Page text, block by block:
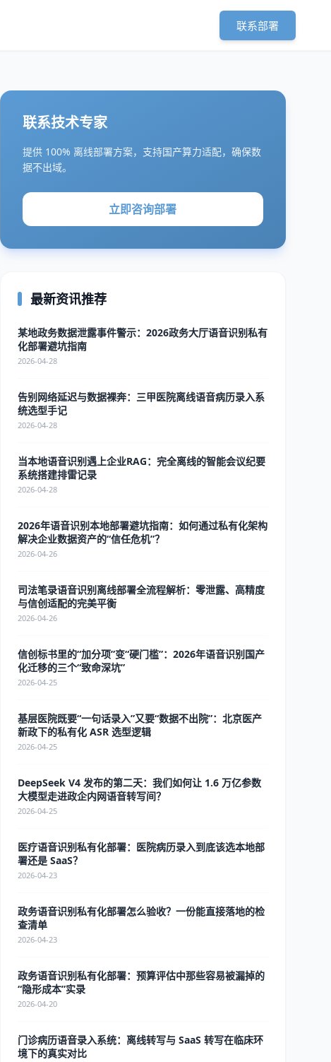
联系部署
联系技术专家
提供 100% 离线部署方案，支持国产算力适配，确保数
据不出域。
立即咨询部署
最新资讯推荐
某地政务数据泄露事件警示：2026政务大厅语音识别私有
化部署避坑指南
2026-04-28
告别网络延迟与数据裸奔：三甲医院离线语音病历录入系
统选型手记
2026-04-28
当本地语音识别遇上企业RAG：完全离线的智能会议纪要
系统搭建排雷记录
2026-04-28
2026年语音识别本地部署避坑指南：如何通过私有化架构
解决企业数据资产的“信任危机”？
2026-04-26
司法笔录语音识别离线部署全流程解析：零泄露、高精度
与信创适配的完美平衡
2026-04-26
信创标书里的“加分项”变“硬门槛”：2026年语音识别国产
化迁移的三个“致命深坑”
2026-04-25
基层医院既要“一句话录入”又要“数据不出院”：北京医产
新政下的私有化 ASR 选型逻辑
2026-04-25
DeepSeek V4 发布的第二天：我们如何让 1.6 万亿参数
大模型走进政企内网语音转写间？
2026-04-25
医疗语音识别私有化部署：医院病历录入到底该选本地部
署还是 SaaS？
2026-04-23
政务语音识别私有化部署怎么验收？一份能直接落地的检
查清单
2026-04-23
政务语音识别私有化部署：预算评估中那些容易被漏掉的
“隐形成本”实录
2026-04-20
门诊病历语音录入系统：离线转写与 SaaS 转写在临床环
境下的真实对比